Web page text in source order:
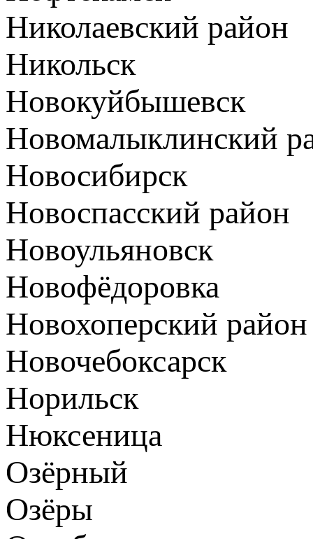
Николаевский район
Никольск
Новокуйбышевск
Новомалыклинский
Новосибирск
Новоспасский район
Новоульяновск
Новофёдоровка
Новохоперский район
Новочебоксарск
Норильск
Нюксеница
Озёрный
Озёры